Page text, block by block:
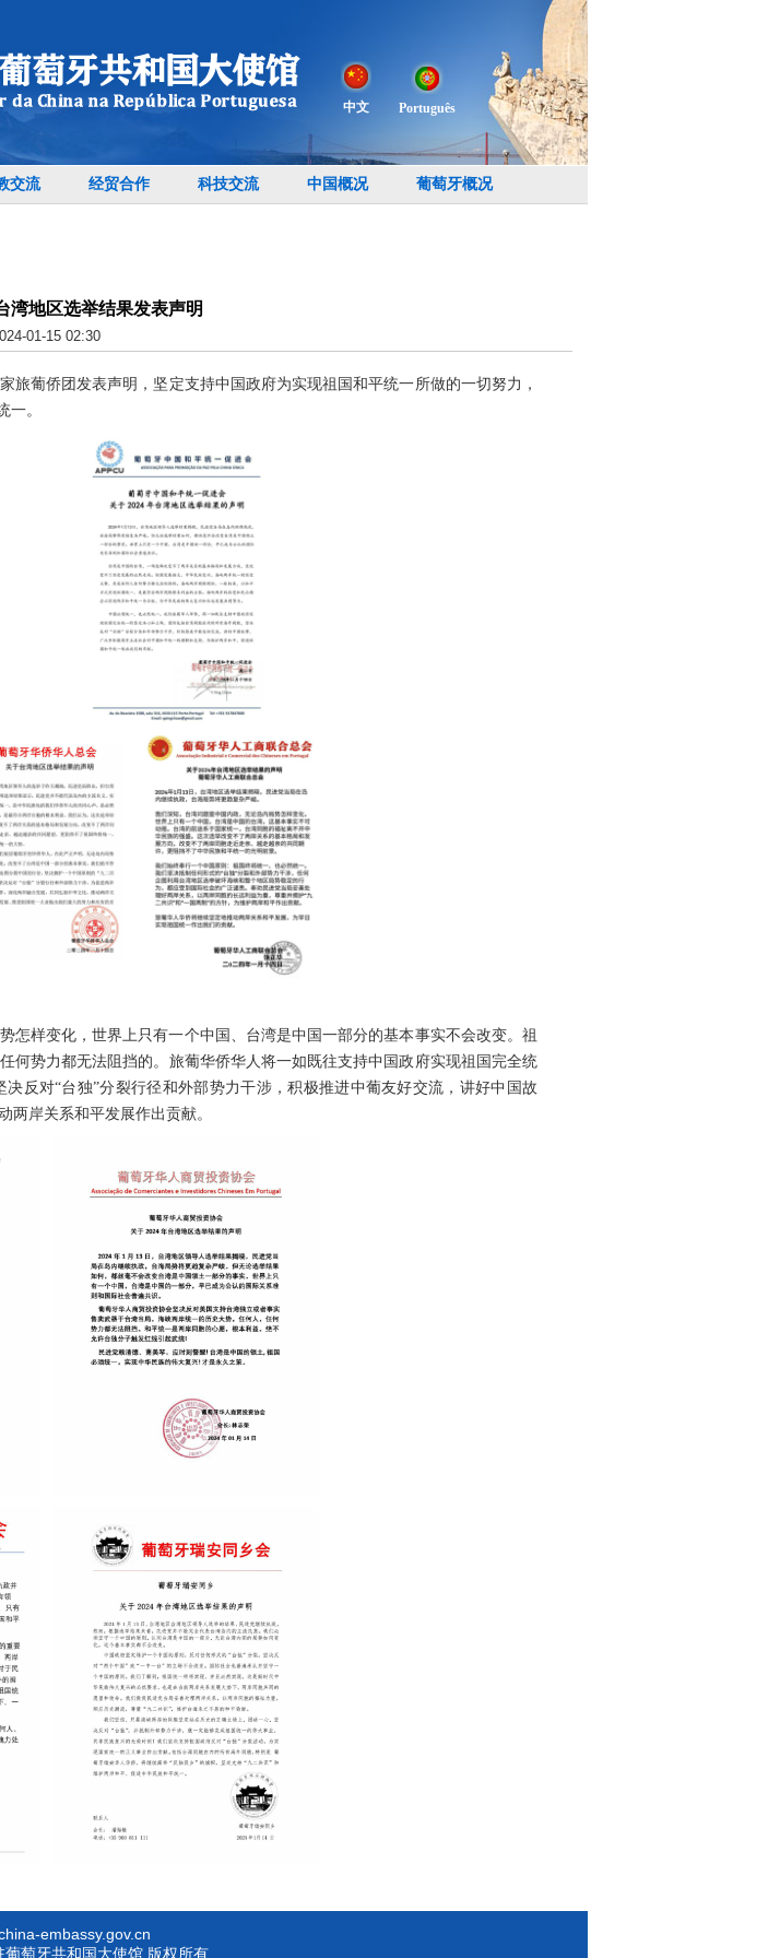
中文 Português
交流 经贸合作 科技交流 中国概况 葡萄牙概况
湾地区选举结果发表声明
01-15 02:30
旅葡侨团发表声明，坚定支持中国政府为实现祖国和平统一所做的一切努力，
一。
怎样变化，世界上只有一个中国、台湾是中国一部分的基本事实不会改变。祖
何势力都无法阻挡的。旅葡华侨华人将一如既往支持中国政府实现祖国完全统
反对“台独”分裂行径和外部势力干涉，积极推进中葡友好交流，讲好中国故
两岸关系和平发展作出贡献。
embassy.gov.cn
葡萄牙共和国大使馆 版权所有